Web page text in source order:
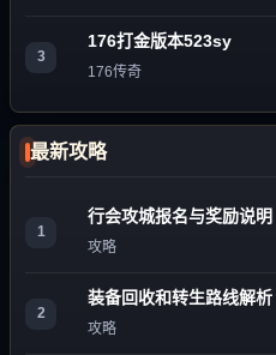
3
176打金版本523sy
176传奇
最新攻略
1
行会攻城报名与奖励说明
攻略
2
装备回收和转生路线解析
攻略